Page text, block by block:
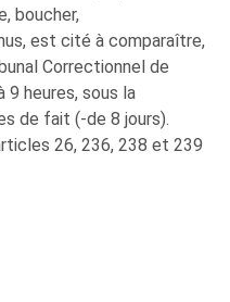
boucher,
est cité à comparaître,
Correctionnel de
9 heures, sous la
de fait (-de 8 jours).
26, 236, 238 et 239